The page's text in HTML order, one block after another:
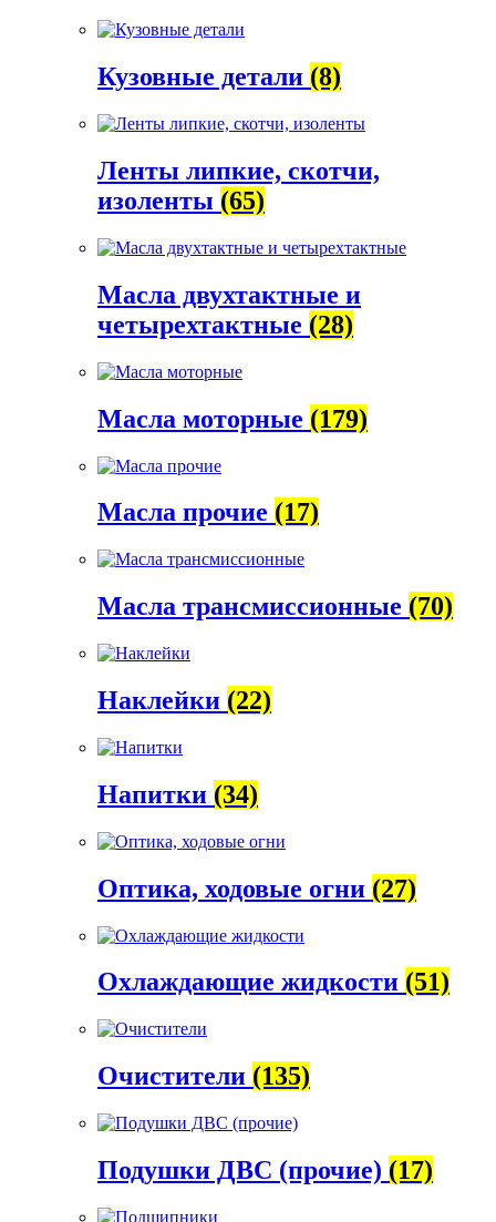
Кузовные детали (8)
Ленты липкие, скотчи,
изоленты (65)
Масла двухтактные и
четырехтактные (28)
Масла моторные (179)
Масла прочие (17)
Масла трансмиссионные (70)
Наклейки (22)
Напитки (34)
Оптика, ходовые огни (27)
Охлаждающие жидкости (51)
Очистители (135)
Подушки ДВС (прочие) (17)